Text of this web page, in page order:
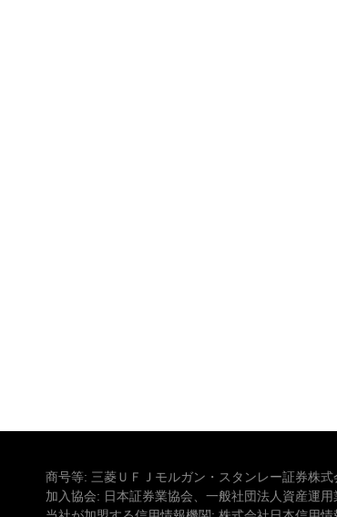
商号等: 三菱ＵＦＪモルガン・スタンレー証券
加入協会: 日本証券業協会、一般社団法人資産運